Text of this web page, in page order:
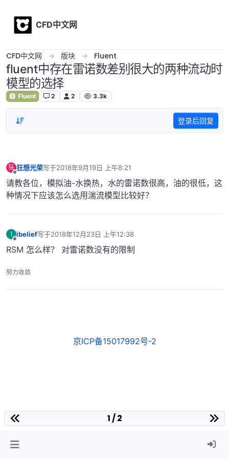
CFD中文网
CFD中文网 版块 Fluent
fluent中存在雷诺数差别很大的两种流动时
模型的选择
Fluent 2 2 3.3k
登录后回复
狂
离线
狂想光荣写于2018年9月19日 上午8:21
最后由 编辑
请教各位，模拟油-水换热，水的雷诺数很高，油的很低，这
种情况下应该怎么选用湍流模型比较好？
I ibelief写于2018年12月23日 上午12:38
最后由 编辑
RSM 怎么样？ 对雷诺数没有的限制
努力收敛
京ICP备15017992号-2
1 / 2